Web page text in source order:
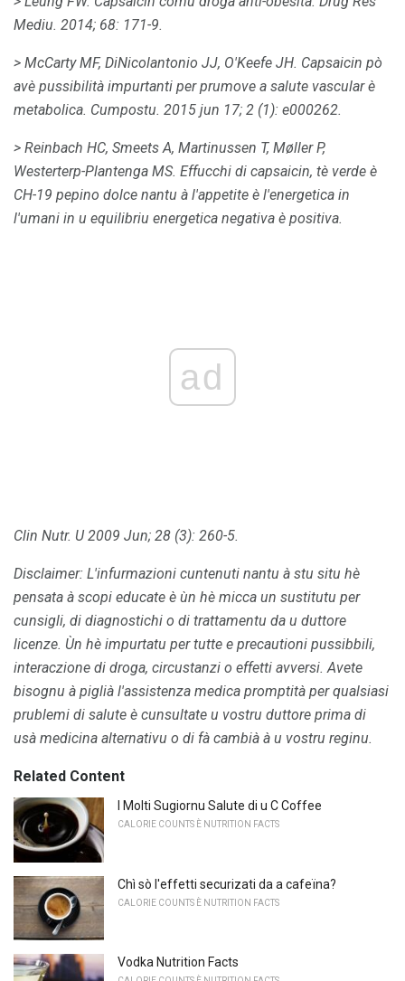
Mediu. 2014; 68: 171-9.
> McCarty MF, DiNicolantonio JJ, O'Keefe JH. Capsaicin pò
avè pussibilità impurtanti per prumove a salute vascular è
metabolica. Cumpostu. 2015 jun 17; 2 (1): e000262.
> Reinbach HC, Smeets A, Martinussen T, Møller P,
Westerterp-Plantenga MS. Effucchi di capsaicin, tè verde è
CH-19 pepino dolce nantu à l'appetite è l'energetica in
l'umani in u equilibriu energetica negativa è positiva.
ad
Clin Nutr. U 2009 Jun; 28 (3): 260-5.
Disclaimer: L'infurmazioni cuntenuti nantu à stu situ hè
pensata à scopi educate è ùn hè micca un sustitutu per
cunsigli, di diagnostichi o di trattamentu da u duttore
licenze. Ùn hè impurtatu per tutte e precautioni pussibbili,
interaczione di droga, circustanzi o effetti avversi. Avete
bisognu à piglià l'assistenza medica promptità per qualsiasi
prublemi di salute è cunsultate u vostru duttore prima di
usà medicina alternativu o di fà cambià à u vostru reginu.
Related Content
I Molti Sugiornu Salute di u C Coffee
CALORIE COUNTS È NUTRITION FACTS
Chì sò l'effetti securizati da a cafeïna?
CALORIE COUNTS È NUTRITION FACTS
Vodka Nutrition Facts